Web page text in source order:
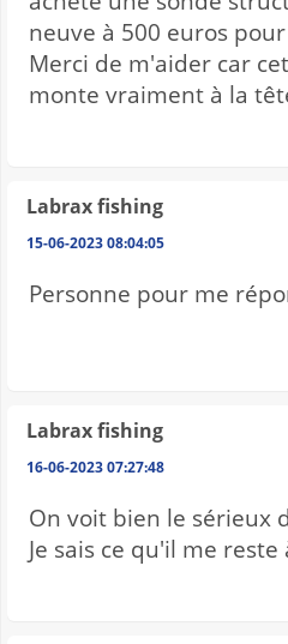
neuve à 500 euros
Merci de m'aider car
monte vraiment à la
Labrax fishing
15-06-2023 08:04:05
Personne pour me
Labrax fishing
16-06-2023 07:27:48
On voit bien le sérieux
Je sais ce qu'il me